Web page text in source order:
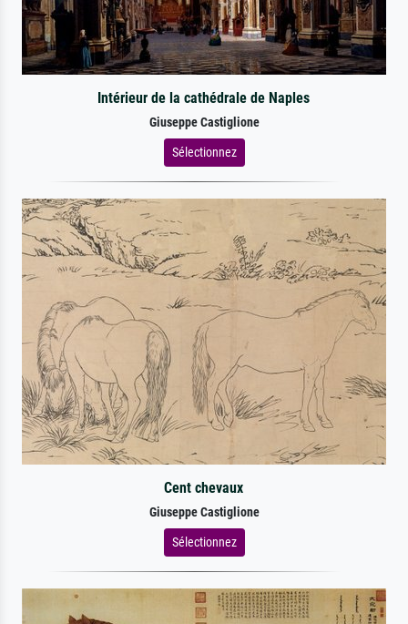
Intérieur de la cathédrale de Naples
Giuseppe Castiglione
Sélectionnez
Cent chevaux
Giuseppe Castiglione
Sélectionnez